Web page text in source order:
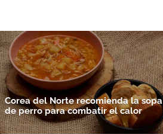
Corea del Norte recomienda la sopa
de perro para combatir el calor